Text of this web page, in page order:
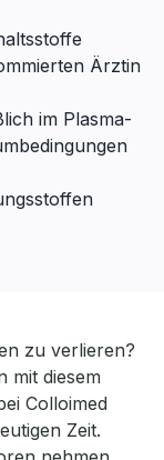
Ärztin
im Plasma-
zu verlieren?
mit diesem
Colloimed
Zeit.